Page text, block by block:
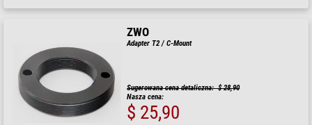
ZWO
Adapter T2 / C-Mount
Sugerowana cena detaliczna: $ 28,90
Nasza cena:
$ 25,90